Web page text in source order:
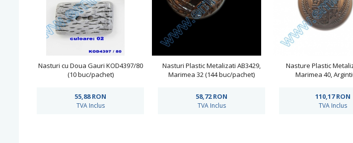
Nasturi cu Doua Gauri KOD4397/80
(10 buc/pachet)
55,88RON
TVA Inclus
Nasturi Plastic Metalizati AB3429,
Marimea 32 (144 buc/pachet)
58,72RON
TVA Inclus
Nasture Plastic
Marimea 40,
110,17RON
TVA Inclus